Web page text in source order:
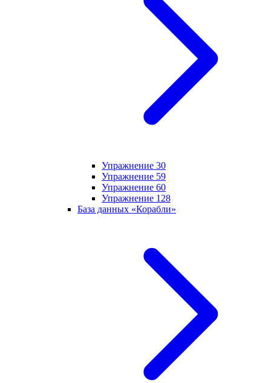
Упражнение 30
Упражнение 59
Упражнение 60
Упражнение 128
База данных «Корабли»